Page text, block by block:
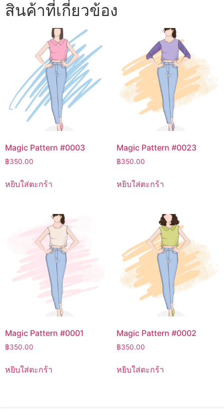
สินค้าที่เกี่ยวข้อง
Magic Pattern #0003
฿350.00
หยิบใส่ตะกร้า
Magic Pattern #0023
฿350.00
หยิบใส่ตะกร้า
Magic Pattern #0001
฿350.00
หยิบใส่ตะกร้า
Magic Pattern #0002
฿350.00
หยิบใส่ตะกร้า